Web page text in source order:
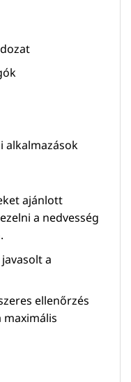
alkalmazások
ajánlott
a nedvesség
a
ellenőrzés